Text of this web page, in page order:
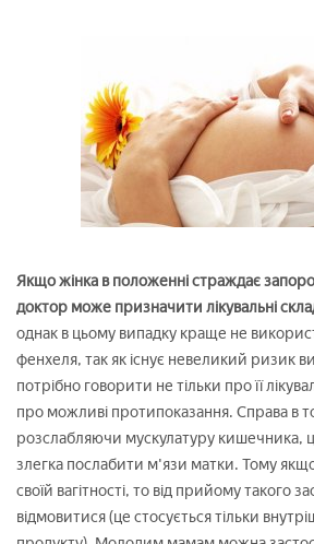
Якщо жінка в положенні страждає
доктор може призначити лікувальні
однак в цьому випадку краще не
фенхеля, так як існує невеликий ризик
потрібно говорити не тільки про її
про можливі протипоказання. Справа в
розслабляючи мускулатуру кишечника,
злегка послабити м'язи матки. Тому
своїй вагітності, то від прийому такого
відмовитися (це стосується тільки